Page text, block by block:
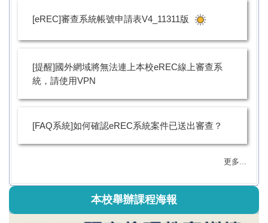
[eREC]審查系統帳號申請表V4_11311版
[提醒]國外網域將無法連上本校eREC線上審查系
統，請使用VPN
[FAQ系統]如何確認eREC系統案件已送出審查？
更多...
本校舉辦課程海報